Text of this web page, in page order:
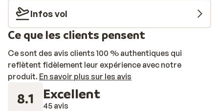
pied. Ce complexe moderne propose des
appartements élégants et confortables. Vous y
trouverez par exemple une kitchenette bien équipée.
Détendez-vous avec un bon livre sur la terrasse ou
prenez un verre au bar. Avec ces températures
estivales, la piscine est un agréable endroit où vous
pourrez vous rafraîchir au gré de vos envies. L’hôtel
d'un bassin spécialement adapté aux enfants.
Infos vol
Ce que les clients pensent
Ce sont des avis clients 100 % authentiques qui
reflètent fidèlement leur expérience avec notre
produit. En savoir plus sur les avis
8.1 Excellent
45 avis